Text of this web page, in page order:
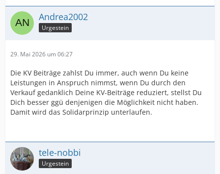
Andrea2002
Urgestein
29. Mai 2026 um 06:27
Die KV Beiträge zahlst Du immer, auch wenn Du keine
Leistungen in Anspruch nimmst, wenn Du durch den
Verkauf gedanklich Deine KV-Beiträge reduziert, stellst Du
Dich besser ggü denjenigen die Möglichkeit nicht haben.
Damit wird das Solidarprinzip unterlaufen.
tele-nobbi
Urgestein